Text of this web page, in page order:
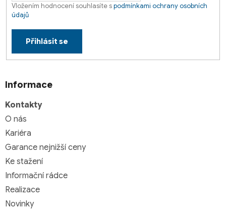
Vložením hodnocení souhlasíte spodmínkami ochrany osobních
údajů
Přihlásit se
Informace
Kontakty
O nás
Kariéra
Garance nejnižší ceny
Ke stažení
Informační rádce
Realizace
Novinky